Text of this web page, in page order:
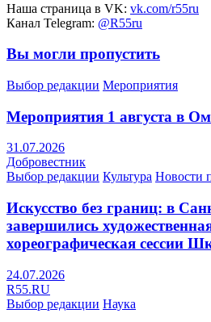
Наша страница в VK: vk.com/r55ru
Канал Telegram: @R55ru
Вы могли пропустить
Выбор редакции Мероприятия
Мероприятия 1 августа в
31.07.2026
Добровестник
Выбор редакции Культура Новости
Искусство без границ: в
завершились
хореографическая сессии
24.07.2026
R55.RU
Выбор редакции Наука